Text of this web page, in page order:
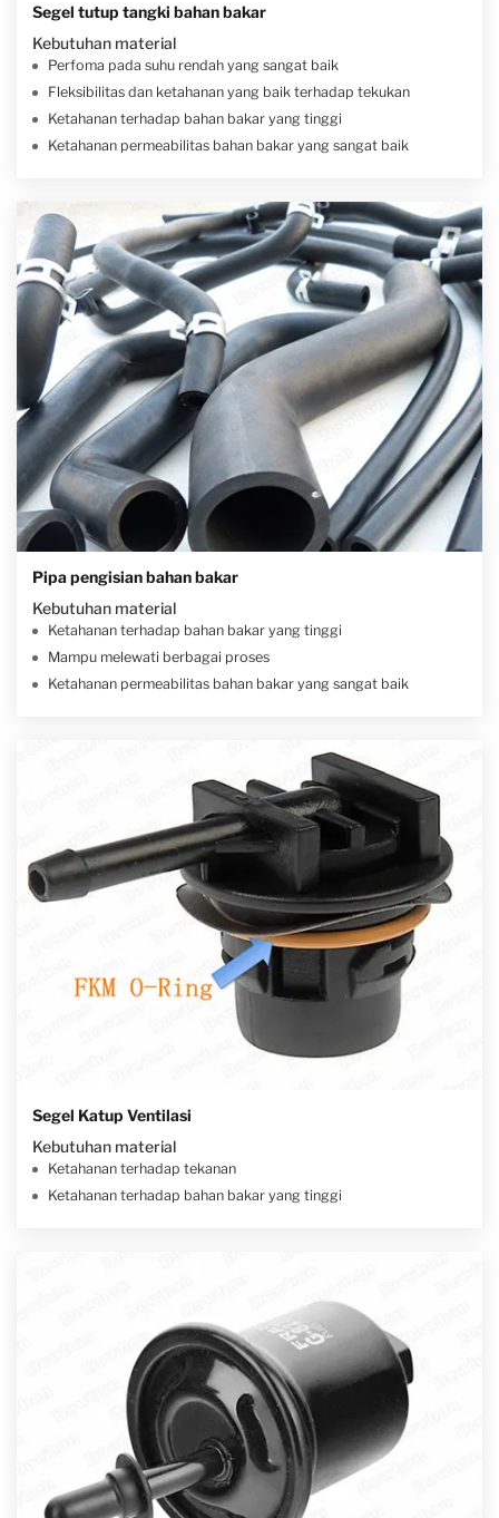
Segel tutup tangki bahan bakar
Kebutuhan material
Perfoma pada suhu rendah yang sangat baik
Fleksibilitas dan ketahanan yang baik terhadap tekukan
Ketahanan terhadap bahan bakar yang tinggi
Ketahanan permeabilitas bahan bakar yang sangat baik
Pipa pengisian bahan bakar
Kebutuhan material
Ketahanan terhadap bahan bakar yang tinggi
Mampu melewati berbagai proses
Ketahanan permeabilitas bahan bakar yang sangat baik
Segel Katup Ventilasi
Kebutuhan material
Ketahanan terhadap tekanan
Ketahanan terhadap bahan bakar yang tinggi